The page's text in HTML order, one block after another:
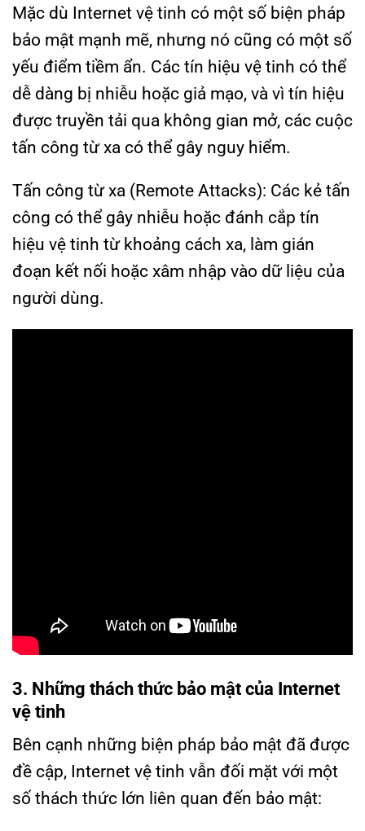
Mặc dù Internet vệ tinh có một số biện pháp
bảo mật mạnh mẽ, nhưng nó cũng có một số
yếu điểm tiềm ẩn. Các tín hiệu vệ tinh có thể
dễ dàng bị nhiễu hoặc giả mạo, và vì tín hiệu
được truyền tải qua không gian mở, các cuộc
tấn công từ xa có thể gây nguy hiểm.
Tấn công từ xa (Remote Attacks): Các kẻ tấn
công có thể gây nhiễu hoặc đánh cắp tín
hiệu vệ tinh từ khoảng cách xa, làm gián
đoạn kết nối hoặc xâm nhập vào dữ liệu của
người dùng.
3. Những thách thức bảo mật của Internet
vệ tinh
Bên cạnh những biện pháp bảo mật đã được
đề cập, Internet vệ tinh vẫn đối mặt với một
số thách thức lớn liên quan đến bảo mật: